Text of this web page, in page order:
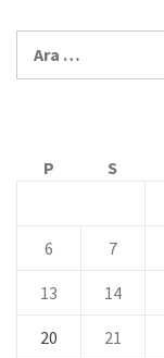
P
S
6 7
13 14
20 21